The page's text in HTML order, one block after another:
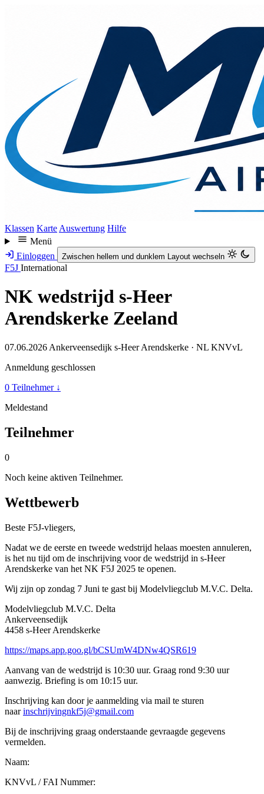
Klassen Karte Auswertung Hilfe
Menü
Einloggen
Zwischen hellem und dunklem Layout wechseln
F5J International
NK wedstrijd s-Heer
Arendskerke Zeeland
07.06.2026 Ankerveensedijk s-Heer Arendskerke · NL KNVvL
Anmeldung geschlossen
0 Teilnehmer ↓
Meldestand
Teilnehmer
0
Noch keine aktiven Teilnehmer.
Wettbewerb
Beste F5J-vliegers,
Nadat we de eerste en tweede wedstrijd helaas moesten annuleren,
is het nu tijd om de inschrijving voor de wedstrijd in s-Heer
Arendskerke van het NK F5J 2025 te openen.
Wij zijn op zondag 7 Juni te gast bij Modelvliegclub M.V.C. Delta.
Modelvliegclub M.V.C. Delta
Ankerveensedijk
4458 s-Heer Arendskerke
https://maps.app.goo.gl/bCSUmW4DNw4QSR619
Aanvang van de wedstrijd is 10:30 uur. Graag rond 9:30 uur
aanwezig. Briefing is om 10:15 uur.
Inschrijving kan door je aanmelding via mail te sturen
naarinschrijvingnkf5j@gmail.com
Bij de inschrijving graag onderstaande gevraagde gegevens
vermelden.
Naam:
KNVvL / FAI Nummer: